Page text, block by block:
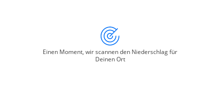
Einen Moment, wir scannen den Niederschlag für
Deinen Ort